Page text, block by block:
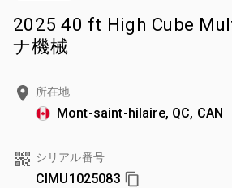
2025 40 ft High Cube
ナ機械
所在地
Mont-saint-hilaire, QC, CAN
シリアル番号
CIMU1025083